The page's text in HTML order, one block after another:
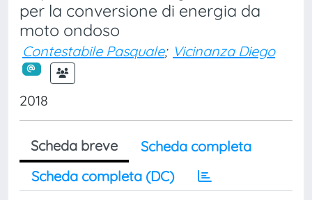
per la conversione di energia da
moto ondoso
Contestabile Pasquale; Vicinanza Diego
2018
Scheda breve
Scheda completa
Scheda completa (DC)